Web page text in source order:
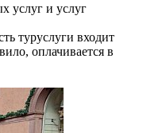
услуг и услуг
туруслуги входит
оплачивается в